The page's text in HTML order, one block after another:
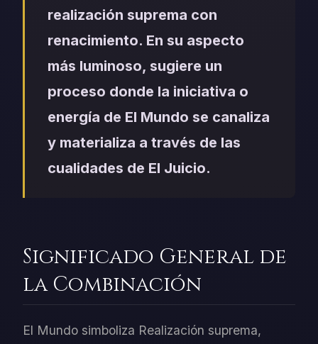
realización suprema con
renacimiento. En su aspecto
más luminoso, sugiere un
proceso donde la iniciativa o
energía de El Mundo se canaliza
y materializa a través de las
cualidades de El Juicio.
Significado General de
la Combinación
El Mundo simboliza Realización suprema,